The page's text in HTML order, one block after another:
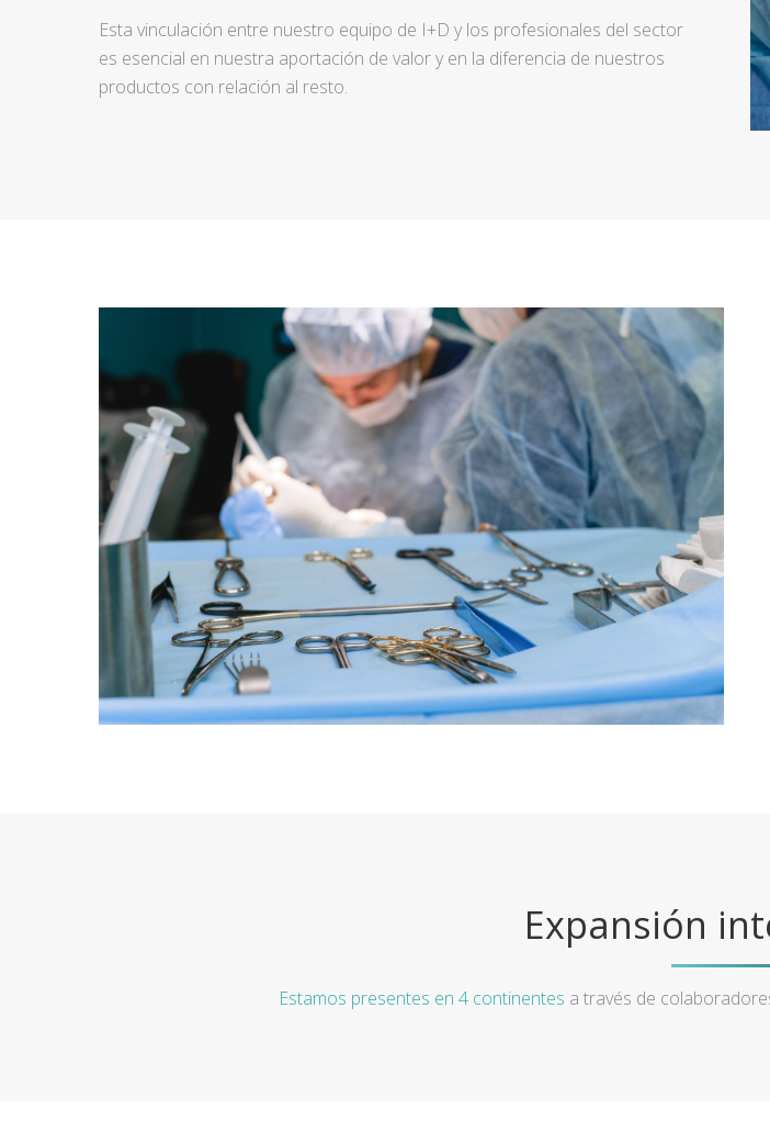
Esta vinculación entre nuestro equipo de I+D y los profesionales del sector
es esencial en nuestra aportación de valor y en la diferencia de nuestros
productos con relación al resto.
Expansión
Estamos presentes en 4 continentes a través de